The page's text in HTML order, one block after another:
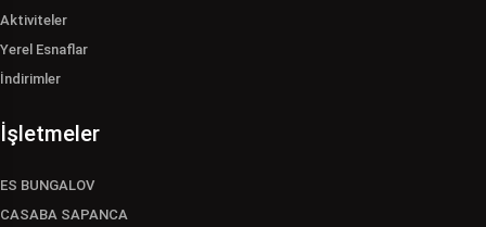
Aktiviteler
Yerel Esnaflar
İndirimler
İşletmeler
ES BUNGALOV
CASABA SAPANCA